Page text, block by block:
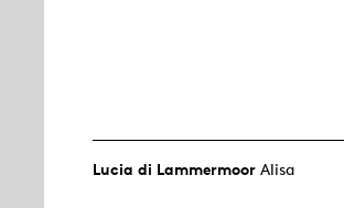
Lucia di Lammermoor Alisa